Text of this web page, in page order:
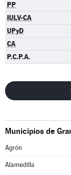
PP
IULV-CA
UPyD
CA
P.C.P.A.
Municipios de
Agrón
Alamedilla